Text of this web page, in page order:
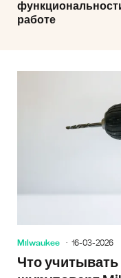
работе
Milwaukee 16-03-2026
Что учитывать